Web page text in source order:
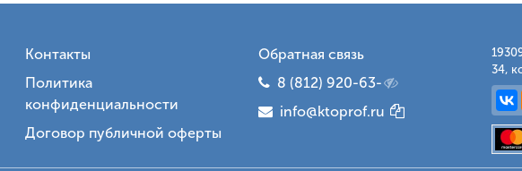
Контакты
Политика
конфиденциальности
Договор публичной оферты
Обратная связь
8 (812) 920-63-
info@ktoprof.ru
34,